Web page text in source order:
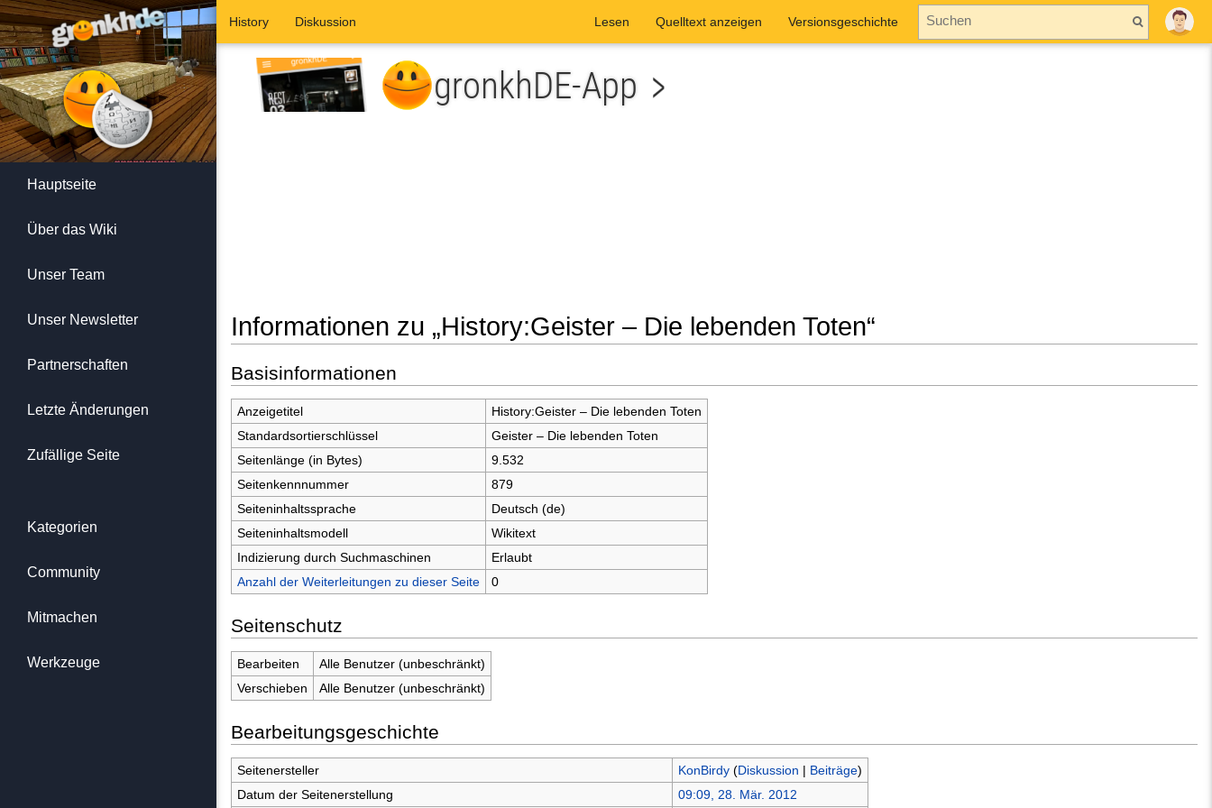
Informationen zu „History:Geister – Die lebenden Toten“
Basisinformationen
Anzeigetitel
History:Geister – Die lebenden Toten
Standardsortierschlüssel
Geister – Die lebenden Toten
Seitenlänge (in Bytes)
9.532
Seitenkennnummer
879
Seiteninhaltssprache
Deutsch (de)
Seiteninhaltsmodell
Wikitext
Indizierung durch Suchmaschinen
Erlaubt
Anzahl der Weiterleitungen zu dieser Seite
0
Seitenschutz
Bearbeiten
Alle Benutzer (unbeschränkt)
Verschieben
Alle Benutzer (unbeschränkt)
Bearbeitungsgeschichte
Seitenersteller KonBirdy (Diskussion | Beiträge)
Datum der Seitenerstellung
09:09, 28. Mär. 2012
History Diskussion Lesen Quelltext anzeigen Versionsgeschichte
Hauptseite
Über das Wiki
Unser Team
Unser Newsletter
Partnerschaften
Letzte Änderungen
Zufällige Seite
Kategorien
Community
Mitmachen
Werkzeuge